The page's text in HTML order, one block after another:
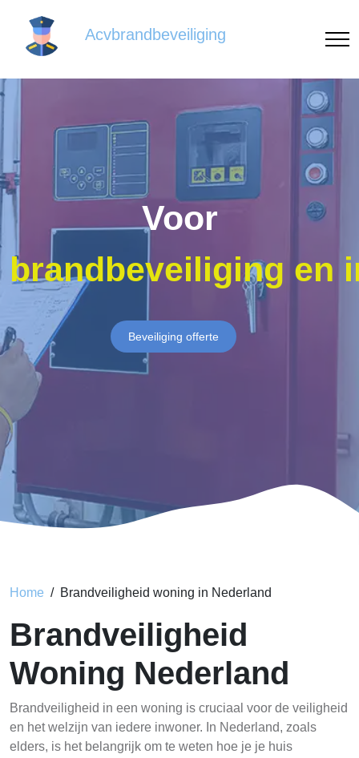
Acvbrandbeveiliging
Voor
brandbeveiliging en
Beveiliging offerte
Home Brandveiligheid woning in Nederland
Brandveiligheid
Woning Nederland
Brandveiligheid in een woning is cruciaal voor de veiligheid
en het welzijn van iedere inwoner. In Nederland, zoals
elders, is het belangrijk om te weten hoe je je huis